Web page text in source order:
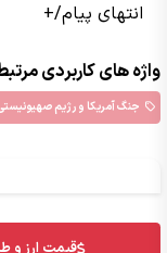
انتهای پیام/+
واژه های کاربردی
جنگ آمریکا و رژیم
قیمت ارز و